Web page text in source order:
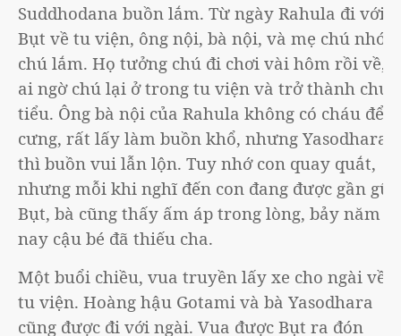
Suddhodana buồn lắm. Từ ngày Rahula đi với
Bụt về tu viện, ông nội, bà nội, và mẹ chú nhớ
chú lắm. Họ tưởng chú đi chơi vài hôm rồi về,
ai ngờ chú lại ở trong tu viện và trở thành chú
tiểu. Ông bà nội của Rahula không có cháu để
cưng, rất lấy làm buồn khổ, nhưng Yasodhara
thì buồn vui lẫn lộn. Tuy nhớ con quay quắt,
nhưng mỗi khi nghĩ đến con đang được gần gũi
Bụt, bà cũng thấy ấm áp trong lòng, bảy năm
nay cậu bé đã thiếu cha.
Một buổi chiều, vua truyền lấy xe cho ngài về
tu viện. Hoàng hậu Gotami và bà Yasodhara
cũng được đi với ngài. Vua được Bụt ra đón